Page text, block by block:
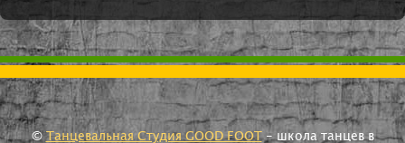
© Танцевальная Студия GOOD FOOT- школа танцев в